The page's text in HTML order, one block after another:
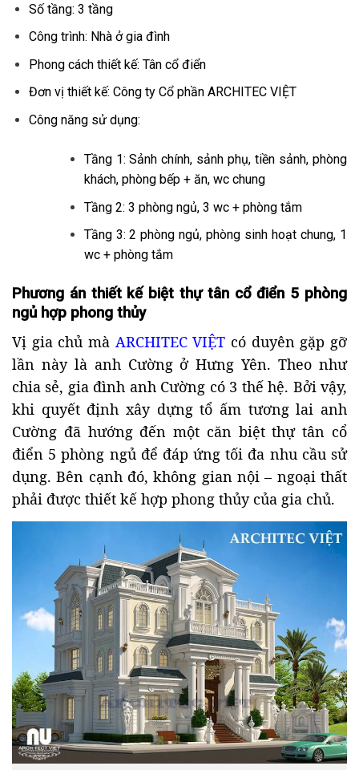
Số tầng: 3 tầng
Công trình: Nhà ở gia đình
Phong cách thiết kế: Tân cổ điển
Đơn vị thiết kế: Công ty Cổ phần ARCHITEC VIỆT
Công năng sử dụng:
Tầng 1: Sảnh chính, sảnh phụ, tiền sảnh, phòng
khách, phòng bếp + ăn, wc chung
Tầng 2: 3 phòng ngủ, 3 wc + phòng tắm
Tầng 3: 2 phòng ngủ, phòng sinh hoạt chung, 1
wc + phòng tắm
Phương án thiết kế biệt thự tân cổ điển 5 phòng
ngủ hợp phong thủy
Vị gia chủ mà ARCHITEC VIỆT có duyên gặp gỡ
lần này là anh Cường ở Hưng Yên. Theo như
chia sẻ, gia đình anh Cường có 3 thế hệ. Bởi vậy,
khi quyết định xây dựng tổ ấm tương lai anh
Cường đã hướng đến một căn biệt thự tân cổ
điển 5 phòng ngủ để đáp ứng tối đa nhu cầu sử
dụng. Bên cạnh đó, không gian nội – ngoại thất
phải được thiết kế hợp phong thủy của gia chủ.